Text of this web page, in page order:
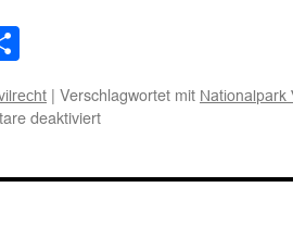
| Verschlagwortet mit Nationalpark
deaktiviertfür
des